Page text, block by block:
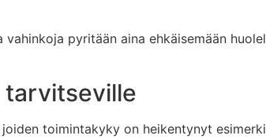
pyritään aina ehkäisemään
tarvitseville
toimintakyky on heikentynyt